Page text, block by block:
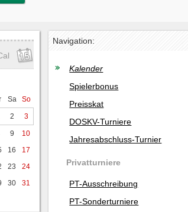
Sa So
2 3
9
10
16
17
23
24
30 31
Navigation:
Kalender
Spielerbonus
Preisskat
DOSKV-Turniere
Jahresabschluss-Turnier
Privatturniere
PT-Ausschreibung
PT-Sonderturniere